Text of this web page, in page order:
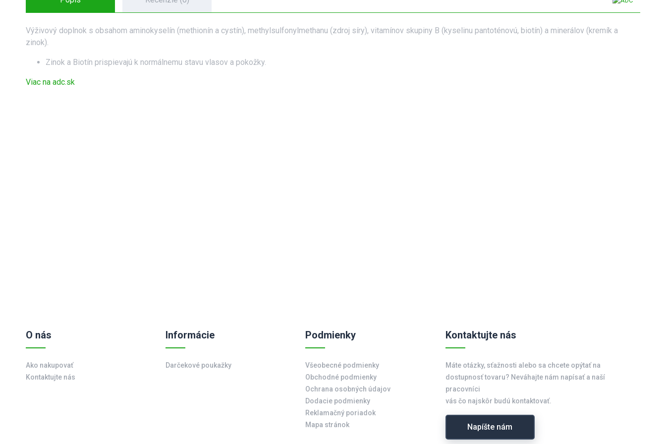
Výživový doplnok s obsahom aminokyselín (methionín a cystín), methylsulfonylmethanu (zdroj síry), vitamínov skupiny B (kyselinu pantoténovú, biotín) a minerálov (kremík a
zinok).
Zinok a Biotín prispievajú k normálnemu stavu vlasov a pokožky.
Viac na adc.sk
O nás
Ako nakupovať
Kontaktujte nás
Informácie
Darčekové poukažky
Podmienky
Všeobecné podmienky
Obchodné podmienky
Ochrana osobných údajov
Dodacie podmienky
Reklamačný poriadok
Mapa stránok
Kontaktujte nás
Máte otázky, sťažnosti alebo sa chcete opýtať na
dostupnosť tovaru? Neváhajte nám napísať a naší
pracovníci
vás čo najskôr budú kontaktovať.
Napíšte nám